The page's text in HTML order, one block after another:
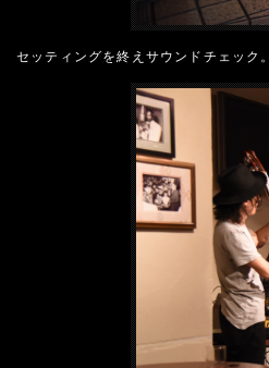
セッティングを終えサウンドチェック。